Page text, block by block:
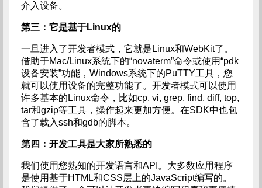
介入设备。
第三：它是基于Linux的
一旦进入了开发者模式，它就是Linux和WebKit了。
借助于Mac/Linux系统下的“novaterm”命令或使用“pdk
设备安装”功能，Windows系统下的PuTTY工具，您
就可以使用设备的完整功能了。开发者模式可以使用
许多基本的Linux命令，比如cp, vi, grep, find, diff, top,
tar和gzip等工具，操作起来更加方便。在SDK中也包
含了载入ssh和gdb的脚本。
第四：开发工具是大家所熟悉的
我们使用您熟知的开发语言和API。大多数应用程序
是使用基于HTML和CSS层上的JavaScript编写的。